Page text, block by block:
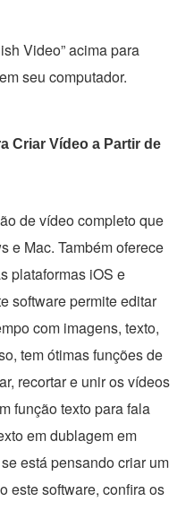
Video” acima para
seu computador.
Criar Vídeo a Partir de
de vídeo completo que
e Mac. Também oferece
plataformas iOS e
software permite editar
com imagens, texto,
tem ótimas funções de
recortar e unir os vídeos
função texto para fala
em dublagem em
está pensando criar um
este software, confira os